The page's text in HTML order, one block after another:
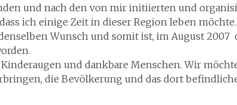
und nach den von mir initiierten und
ich einige Zeit in dieser Region leben möchte.
Wunsch und somit ist, im August 2007
und dankbare Menschen. Wir
die Bevölkerung und das dort